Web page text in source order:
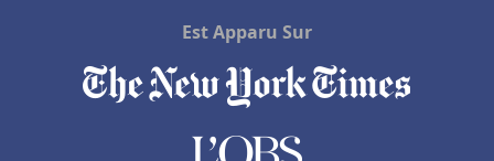
Est Apparu Sur